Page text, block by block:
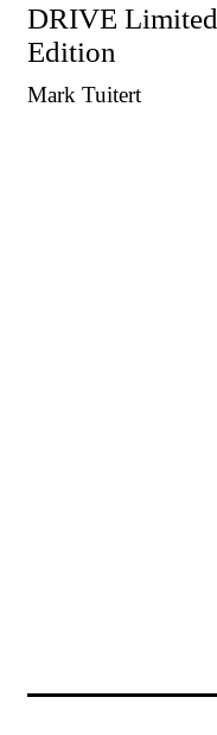
DRIVE Limited
Edition
Mark Tuitert